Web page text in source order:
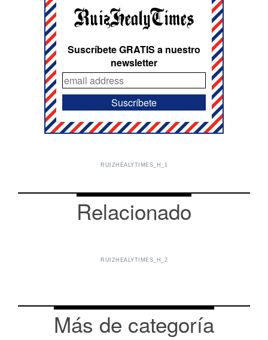
Suscríbete GRATIS a nuestro
newsletter
RUIZHEALYTIMES_H_1
Relacionado
RUIZHEALYTIMES_H_2
Más de categoría